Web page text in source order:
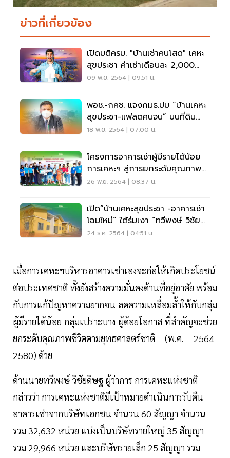
ข่าวที่เกี่ยวข้อง
เปิดมติครม. "บ้านเช่าคนโสด" เคหะ
สุขประชา ค่าเช่าเดือนละ 2,000
บาท
09 พ.ย. 2564 | 09:51 น.
พอช.-กคช. แจงกมธ.ปม “บ้านเคหะ
สุขประชา-แฟลตคนจน” บนที่ดิน
รถไฟ-ราชพัสดุ
18 พ.ย. 2564 | 07:00 น.
โครงการอาคารเช่าผู้มีรายได้น้อย
การเคหะฯ สู่การยกระดับคุณภาพ
ชีวิต
26 พ.ย. 2564 | 08:37 น.
เปิด“บ้านเคหะสุขประชา -อาคารเช่า
โฉมใหม่” ใต้ร่มเงา “ทวีพงษ์ วิชัย
ดิษฐ”
24 ธ.ค. 2564 | 04:51 น.
เมื่อการเคหะฯบริหารอาคารเช่าเองจะก่อให้เกิดประโยชน์
ต่อประเทศชาติ ทั้งยังสร้างความมั่นคงด้านที่อยู่อาศัย พร้อม
กับการแก้ปัญหาความยากจน ลดความเหลื่อมล้ำให้กับกลุ่ม
ผู้มีรายได้น้อย กลุ่มเปราะบาง ผู้ด้อยโอกาส ที่สำคัญจะช่วย
ยกระดับคุณภาพชีวิตตามยุทธศาสตร์ชาติ (พ.ศ. 2564-
2580) ด้วย
ด้านนายทวีพงษ์ วิชัยดิษฐ ผู้ว่าการ การเคหะแห่งชาติ
กล่าวว่า การเคหะแห่งชาติมีเป้าหมายดำเนินการรับคืน
อาคารเช่าจากบริษัทเอกชน จำนวน 60 สัญญา จำนวน
รวม 32,632 หน่วย แบ่งเป็นบริษัทรายใหญ่ 35 สัญญา
รวม 29,966 หน่วย และบริษัทรายเล็ก 25 สัญญา รวม